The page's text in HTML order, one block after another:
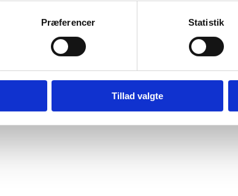
Præferencer Statistik
Tillad valgte
er vi 20% billigere.
pris og i den højeste kvalitet.
er du meget velkommen til at kontakte os på